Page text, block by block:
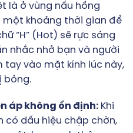
là ở vùng nấu hồng
một khoảng thời gian để
“H” (Hot) sẽ rực sáng
nhắc nhở bạn và người
tay vào mặt kính lúc này,
bỏng.
áp không ổn định:Khi
có dấu hiệu chập chờn,